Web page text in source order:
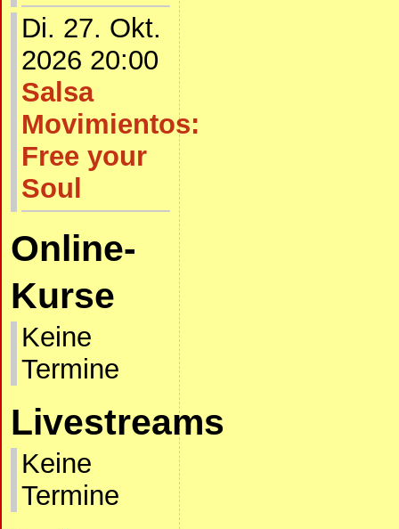
Di. 27. Okt.
2026 20:00
Salsa
Movimientos:
Free your
Soul
Online-
Kurse
Keine
Termine
Livestreams
Keine
Termine